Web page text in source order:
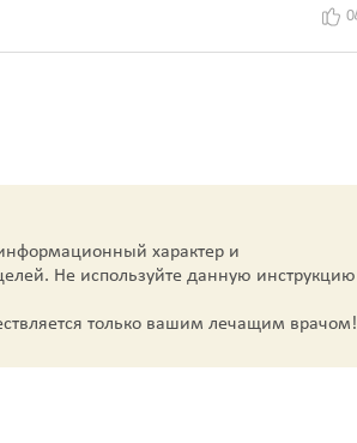
0
характер и
Не используйте данную инструкцию
только вашим лечащим врачом!